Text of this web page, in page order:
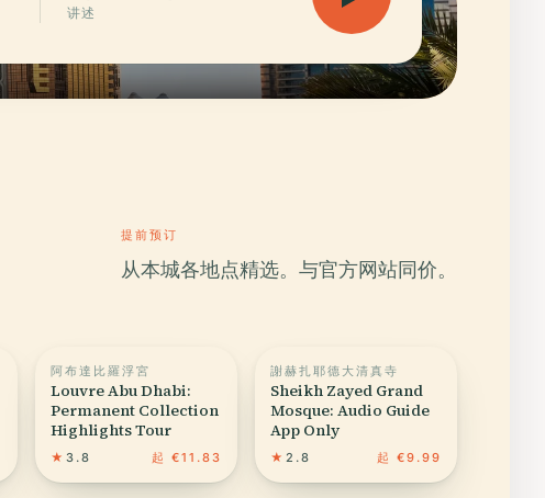
讲述
提前预订
从本城各地点精选。与官方网站同价。
阿布達比羅浮宮
Louvre Abu Dhabi:
Permanent Collection
Highlights Tour
★ 3.8 起 €11.83
謝赫扎耶德大清真寺
Sheikh Zayed Grand
Mosque: Audio Guide
App Only
★ 2.8 起 €9.99